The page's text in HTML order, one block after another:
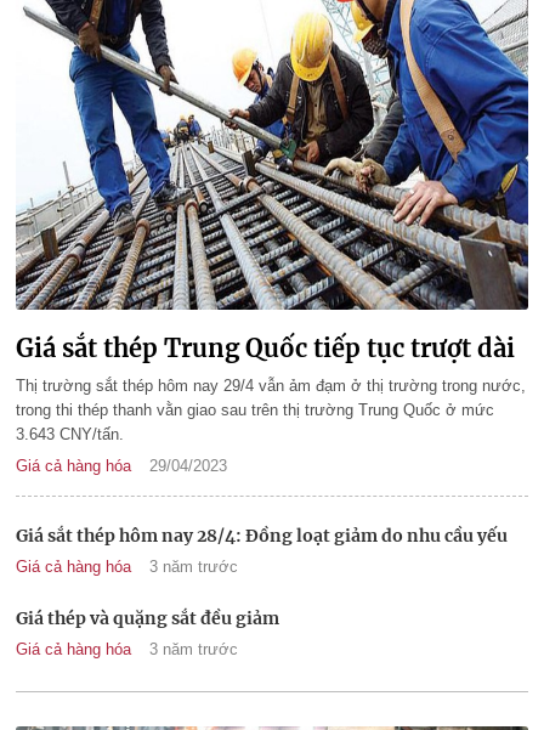
Giá sắt thép Trung Quốc tiếp tục trượt dài
Thị trường sắt thép hôm nay 29/4 vẫn ảm đạm ở thị trường trong nước,
trong thi thép thanh vằn giao sau trên thị trường Trung Quốc ở mức
3.643 CNY/tấn.
Giá cả hàng hóa
29/04/2023
Giá sắt thép hôm nay 28/4: Đồng loạt giảm do nhu cầu yếu
Giá cả hàng hóa 3 năm trước
Giá thép và quặng sắt đều giảm
Giá cả hàng hóa 3 năm trước